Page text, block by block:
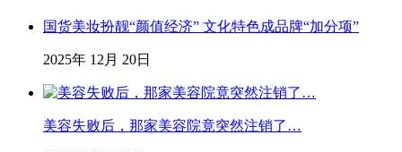
国货美妆扮靓“颜值经济” 文化特色成品牌“加分项”
2025年 12月 20日
美容失败后，那家美容院竟突然注销了…